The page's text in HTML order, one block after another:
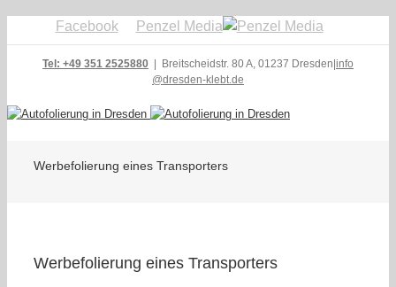
Facebook Penzel Media
Tel: +49 351 2525880 | Breitscheidstr. 80 A, 01237 Dresden info
@dresden-klebt.de
Werbefolierung eines Transporters
Werbefolierung eines Transporters